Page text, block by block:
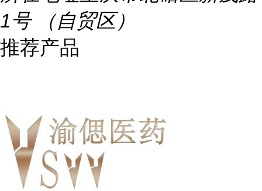
1号 （自贸区）
推荐产品